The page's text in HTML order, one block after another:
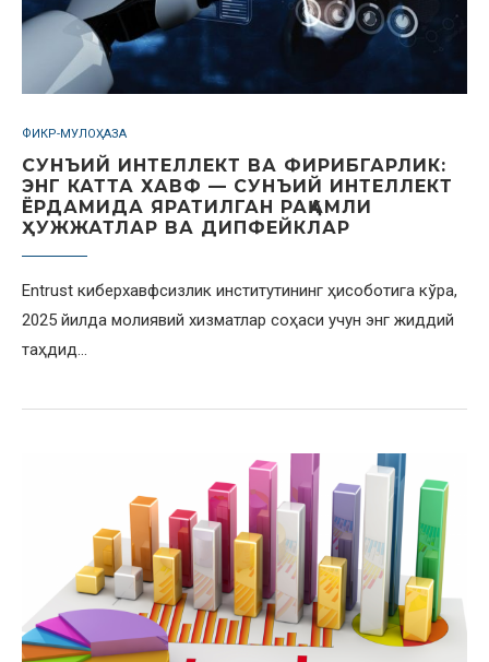
ФИКР-МУЛОҲАЗА
СУНЪИЙ ИНТЕЛЛЕКТ ВА ФИРИБГАРЛИК:
ЭНГ КАТТА ХАВФ — СУНЪИЙ ИНТЕЛЛЕКТ
ЁРДАМИДА ЯРАТИЛГАН РАҚАМЛИ
ҲУЖЖАТЛАР ВА ДИПФЕЙКЛАР
Entrust киберхавфсизлик институтининг ҳисоботига кўра,
2025 йилда молиявий хизматлар соҳаси учун энг жиддий
таҳдид…